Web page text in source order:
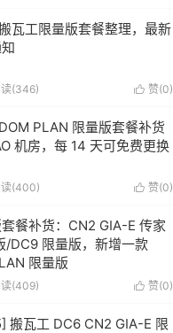
瓦工限量版套餐整理，最新
(346)  赞(0)
PLAN 限量版套餐补货
机房，每 14 天可免费更换
读(400)  赞(0)
餐补货：CN2 GIA-E 传家
/DC9 限量版，新增一款
限量版
(409)  赞(0)
搬瓦工 DC6 CN2 GIA-E 限